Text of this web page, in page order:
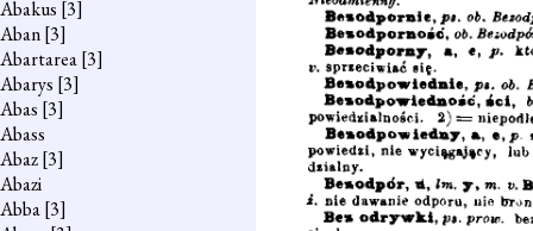
Abakus [3]
Aban[3]
Abartarea[3]
Abarys [3]
Abas [3]
Abass
Abaz[3]
Abazi
Abba[3]